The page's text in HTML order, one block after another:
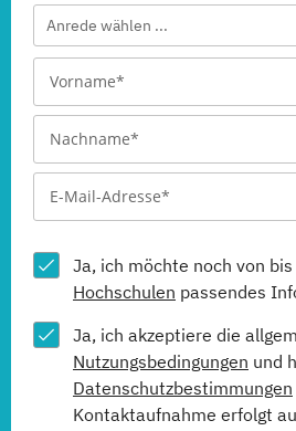
Anrede wählen ...
Ja, ich möchte noch von
Hochschulen passendes
Ja, ich akzeptiere die
Nutzungsbedingungen und
Datenschutzbestimmungen
Kontaktaufnahme erfolgt